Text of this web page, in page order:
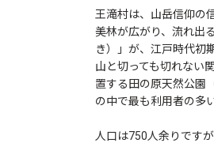
王滝村は、山岳信仰の
美林が広がり、流れ出
き）」が、江戸時代初
山と切っても切れない
置する田の原天然公園
の中で最も利用者の多
人口は750人余りです